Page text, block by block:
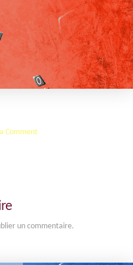
Comment
un commentaire.